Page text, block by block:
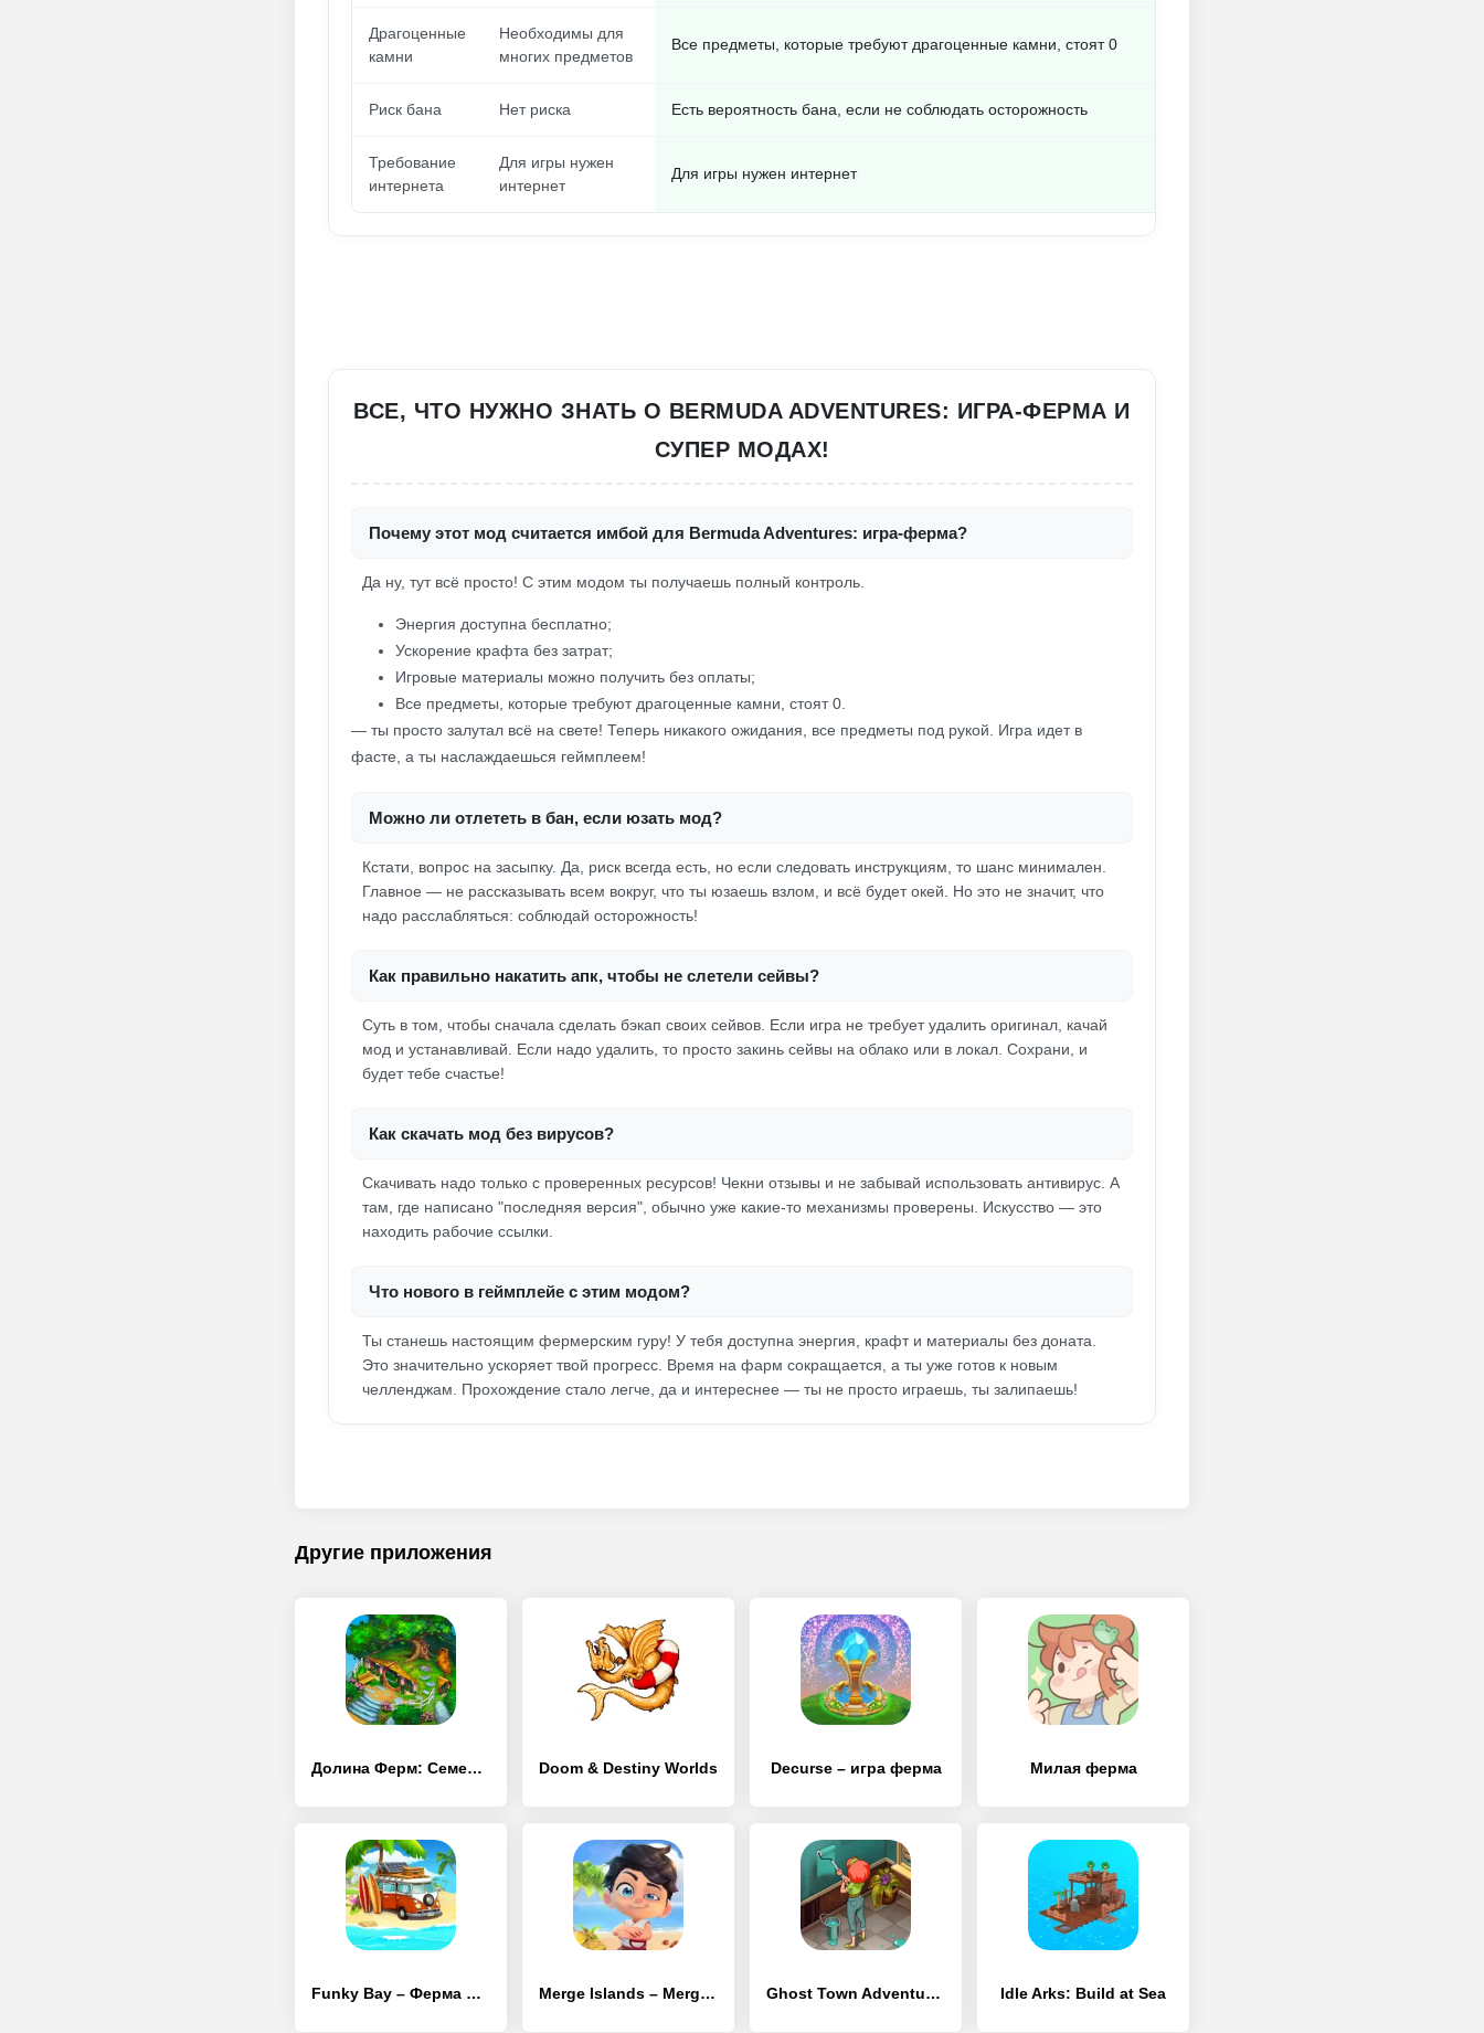
Драгоценные
камни
Необходимы для
многих предметов
Все предметы, которые требуют драгоценные камни, стоят 0
Риск бана Нет риска Есть вероятность бана, если не соблюдать осторожность
Требование
интернета
Для игры нужен
интернет
Для игры нужен интернет
ВСЕ, ЧТО НУЖНО ЗНАТЬ О BERMUDA ADVENTURES: ИГРА-ФЕРМА И
СУПЕР МОДАХ!
Почему этот мод считается имбой для Bermuda Adventures: игра-ферма?
Да ну, тут всё просто! С этим модом ты получаешь полный контроль.
Энергия доступна бесплатно;
Ускорение крафта без затрат;
Игровые материалы можно получить без оплаты;
Все предметы, которые требуют драгоценные камни, стоят 0.
— ты просто залутал всё на свете! Теперь никакого ожидания, все предметы под рукой. Игра идет в
фасте, а ты наслаждаешься геймплеем!
Можно ли отлететь в бан, если юзать мод?
Кстати, вопрос на засыпку. Да, риск всегда есть, но если следовать инструкциям, то шанс минимален.
Главное — не рассказывать всем вокруг, что ты юзаешь взлом, и всё будет окей. Но это не значит, что
надо расслабляться: соблюдай осторожность!
Как правильно накатить апк, чтобы не слетели сейвы?
Суть в том, чтобы сначала сделать бэкап своих сейвов. Если игра не требует удалить оригинал, качай
мод и устанавливай. Если надо удалить, то просто закинь сейвы на облако или в локал. Сохрани, и
будет тебе счастье!
Как скачать мод без вирусов?
Скачивать надо только с проверенных ресурсов! Чекни отзывы и не забывай использовать антивирус. А
там, где написано "последняя версия", обычно уже какие-то механизмы проверены. Искусство — это
находить рабочие ссылки.
Что нового в геймплейе с этим модом?
Ты станешь настоящим фермерским гуру! У тебя доступна энергия, крафт и материалы без доната.
Это значительно ускоряет твой прогресс. Время на фарм сокращается, а ты уже готов к новым
челленджам. Прохождение стало легче, да и интереснее — ты не просто играешь, ты залипаешь!
Другие приложения
Долина Ферм: Семейная ферма Doom & Destiny Worlds Decurse – игра ферма Милая ферма
Funky Bay – Ферма и Экспедиции Merge Islands – Merge 3 Puzzle Ghost Town Adventures Idle Arks: Build at Sea